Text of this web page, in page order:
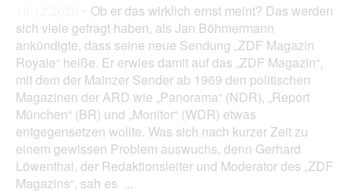
Ob er das wirklich ernst meint? Das werden
sich viele gefragt haben, als Jan Böhmermann
ankündigte, dass seine neue Sendung „ZDF Magazin
Royale“ heiße. Er erwies damit auf das „ZDF Magazin“,
mit dem der Mainzer Sender ab 1969 den politischen
Magazinen der ARD wie „Panorama“ (NDR), „Report
München“ (BR) und „Monitor“ (WDR) etwas
entgegensetzen wollte. Was sich nach kurzer Zeit zu
einem gewissen Problem auswuchs, denn Gerhard
Löwenthal, der Redaktionsleiter und Moderator des „ZDF
Magazins“, sah es ...